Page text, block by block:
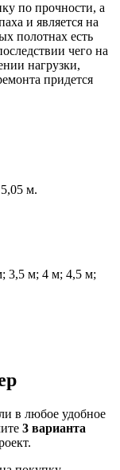
по прочности, а
и является на
полотнах есть
чего на
нагрузки,
придется
м.
3,5 м; 4 м; 4,5 м;
в любое удобное
3 варианта